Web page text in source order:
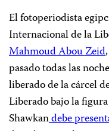
El fotoperiodista
Internacional de la
Mahmoud Abou Zeid
pasado todas las
liberado de la cárcel
Liberado bajo la
Shawkandebe